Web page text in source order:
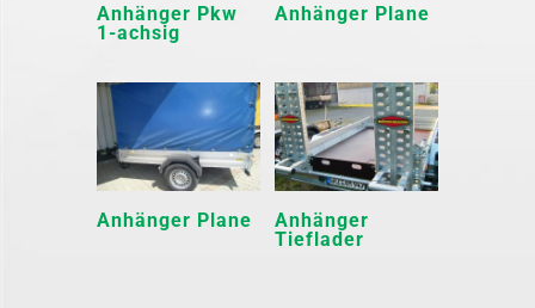
Anhänger Pkw
1-achsig
Anhänger Plane
Anhänger Plane
Anhänger
Tieflader